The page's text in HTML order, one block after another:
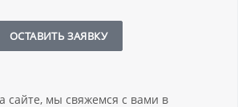
ОСТАВИТЬ ЗАЯВКУ
сайте, мы свяжемся с вами в